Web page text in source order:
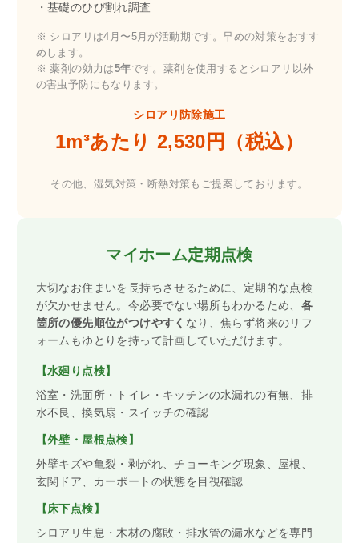
・基礎のひび割れ調査
※ シロアリは4月〜5月が活動期です。早めの対策をおすす
めします。
※ 薬剤の効力は5年です。薬剤を使用するとシロアリ以外
の害虫予防にもなります。
シロアリ防除施工
1m³あたり 2,530円（税込）
その他、湿気対策・断熱対策もご提案しております。
マイホーム定期点検
大切なお住まいを長持ちさせるために、定期的な点検
が欠かせません。今必要でない場所もわかるため、 各
箇所の優先順位がつけやすく なり、焦らず将来のリフ
ォームもゆとりを持って計画していただけます。
【水廻り点検】
浴室・洗面所・トイレ・キッチンの水漏れの有無、排
水不良、換気扇・スイッチの確認
【外壁・屋根点検】
外壁キズや亀裂・剥がれ、チョーキング現象、屋根、
玄関ドア、カーポートの状態を目視確認
【床下点検】
シロアリ生息・木材の腐敗・排水管の漏水などを専門